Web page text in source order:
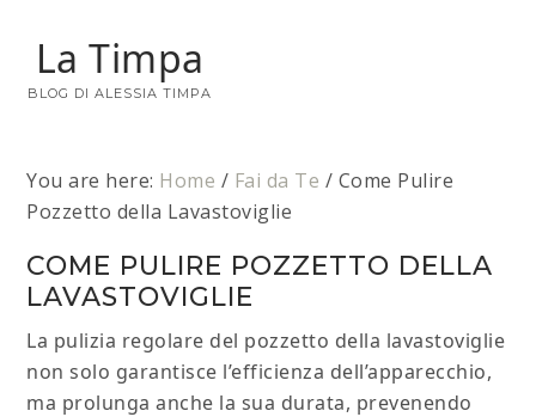
La Timpa
BLOG DI ALESSIA TIMPA
You are here: Home / Fai da Te / Come Pulire
Pozzetto della Lavastoviglie
COME PULIRE POZZETTO DELLA
LAVASTOVIGLIE
La pulizia regolare del pozzetto della lavastoviglie
non solo garantisce l’efficienza dell’apparecchio,
ma prolunga anche la sua durata, prevenendo